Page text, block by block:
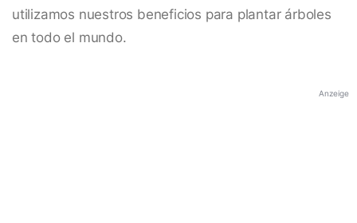
utilizamos nuestros beneficios para plantar árboles
en todo el mundo.
Anzeige